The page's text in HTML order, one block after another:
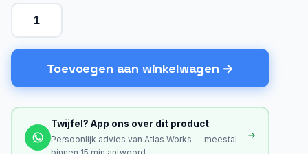
Toevoegen aan winkelwagen
Twijfel? App ons over dit product
Persoonlijk advies van Atlas Works — meestal